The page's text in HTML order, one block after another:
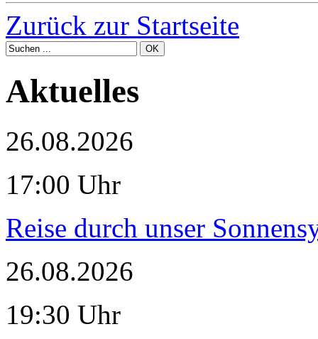
Zurück zur Startseite
Aktuelles
26.08.2026
17:00 Uhr
Reise durch unser
26.08.2026
19:30 Uhr